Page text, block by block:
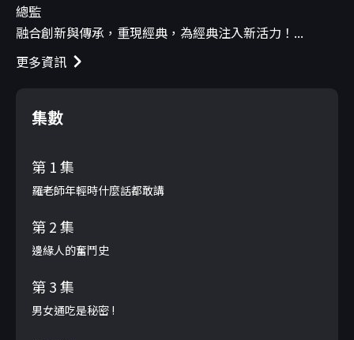
總監
融合創新與傳承，重現經典，為經典注入新活力！...
更多資訊
集數
第 1 集
羅老師年輕時什麼話都敢講
第 2 集
邊緣人的奮鬥史
第 3 集
男女通吃是秘密 !